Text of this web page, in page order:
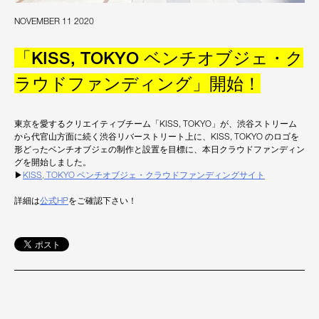
NOVEMBER 11 2020
「KISS, TOKYO ベンチオブジェ・ク
ラウドファンディング」開始！
東京を愛するクリエイティブチーム「KISS, TOKYO」が、渋谷ストリーム
から代官山方面に続く渋谷リバーストリート上に、KISS, TOKYO のロゴを
形どったベンチオブジェの制作と設置を目標に、本日クラウドファンディン
グを開始しました。
▶︎KISS, TOKYO ベンチオブジェ・クラウドファンディングサイト
詳細は公式HPをご確認下さい！